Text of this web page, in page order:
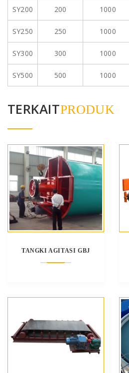
SY200 200 1000
SY250 250 1000
SY300 300 1000
SY500 500 1000
TERKAITPRODUK
TANGKI AGITASI GBJ